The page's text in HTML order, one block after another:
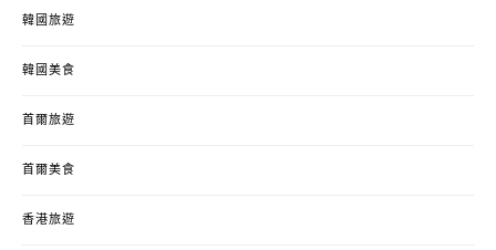
韓國旅遊
韓國美食
首爾旅遊
首爾美食
香港旅遊